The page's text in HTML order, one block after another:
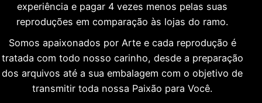
experiência e pagar 4 vezes menos pelas suas
reproduções em comparação às lojas do ramo.
Somos apaixonados por Arte e cada reprodução é
tratada com todo nosso carinho, desde a preparação
dos arquivos até a sua embalagem com o objetivo de
transmitir toda nossa Paixão para Você.